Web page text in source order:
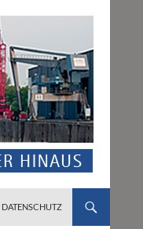
DATENSCHUTZ